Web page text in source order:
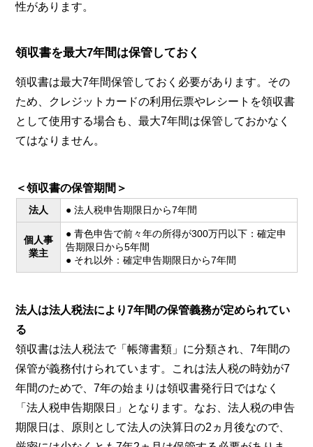
性があります。
領収書を最大7年間は保管しておく
領収書は最大7年間保管しておく必要があります。その
ため、クレジットカードの利用伝票やレシートを領収書
として使用する場合も、最大7年間は保管しておかなく
てはなりません。
＜領収書の保管期間＞
法人 ● 法人税申告期限日から7年間
個人事
業主
● 青色申告で前々年の所得が300万円以下：確定申
告期限日から5年間
● それ以外：確定申告期限日から7年間
法人は法人税法により7年間の保管義務が定められてい
る
領収書は法人税法で「帳簿書類」に分類され、7年間の
保管が義務付けられています。これは法人税の時効が7
年間のためで、7年の始まりは領収書発行日ではなく
「法人税申告期限日」となります。なお、法人税の申告
期限日は、原則として法人の決算日の2ヵ月後なので、